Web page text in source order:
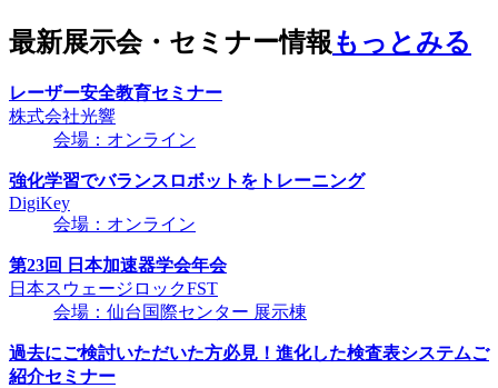
最新展示会・セミナー情報もっとみる
レーザー安全教育セミナー
株式会社光響
会場：オンライン
強化学習でバランスロボットをトレーニング
DigiKey
会場：オンライン
第23回 日本加速器学会年会
日本スウェージロックFST
会場：仙台国際センター 展示棟
過去にご検討いただいた方必見！進化した検査表システムご
紹介セミナー